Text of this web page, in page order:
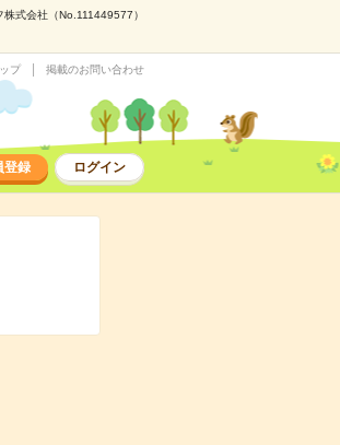
式会社（No.111449577）
プ 掲載のお問い合わせ
登録 ログイン